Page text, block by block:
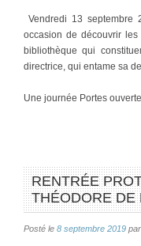
Vendredi 13 septembre
occasion de découvrir
bibliothèque qui
directrice, qui entame sa
Une journée Portes
RENTRÉE
THÉODORE DE
Posté le 8 septembre 2019 par